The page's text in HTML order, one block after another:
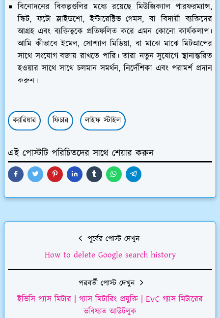
বিনোদনের বিকল্পগুলির মধ্যে রয়েছে মিউজিক্যাল পারফরম্যান্স,
স্কিট, ফটো স্লাইডশো, ইন্টারেক্টিভ গেমস, বা বিদায়ী ব্যক্তিদের
আগ্রহ এবং ব্যক্তিত্বকে প্রতিফলিত করে এমন কোনো কার্যকলাপ।
আমি কীভাবে ইমেল, সোশ্যাল মিডিয়া, বা মাঝে মাঝে মিটআপের
সাথে সংযোগ বজায় রাখতে পারি। তারা নতুন সুযোগে স্থানান্তরিত
হওয়ার সাথে সাথে চলমান সমর্থন, নির্দেশিকা এবং পরামর্শ প্রদান
করুন।
ক্যারিয়ার ফিচার লাইফ স্টাইল
এই পোস্টটি পরিচিতদের সাথে শেয়ার করুন
পূর্বের পোস্ট দেখুন
How to delete Google search history
পরবর্তী পোস্ট দেখুন
ইভিসি গ্যাস মিটার | গ্যাস মিটারিং প্রযুক্তি | EVC গ্যাস মিটারের
ভবিষ্যত আউটলুক